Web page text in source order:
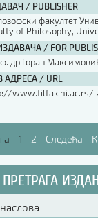
/ PUBLISHER
факултет
of Philosophy,
/ FOR
др Горан
АДРЕСА / URL
www.filfak.ni.ac.rs/
1 2 Следећа
ПРЕТРАГА